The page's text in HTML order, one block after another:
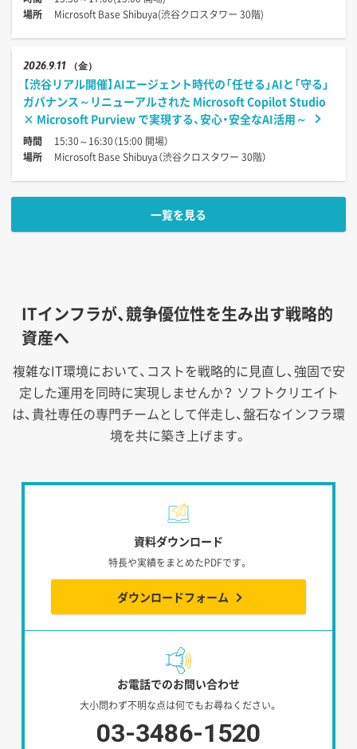
場所
Microsoft Base Shibuya(渋谷クロスタワー 30階)
20269.11 （金）
【渋谷リアル開催】AIエージェント時代の「任せる」AIと「守る」
ガバナンス～リニューアルされた Microsoft Copilot Studio
× Microsoft Purview で実現する、安心・安全なAI活用～
時間
15:30～16:30（15:00 開場）
場所
Microsoft Base Shibuya（渋谷クロスタワー 30階）
一覧を見る
ITインフラが、競争優位性を生み出す戦略的
資産へ
複雑なIT環境において、コストを戦略的に見直し、強固で安
定した運用を同時に実現しませんか？ ソフトクリエイト
は、貴社専任の専門チームとして伴走し、盤石なインフラ環
境を共に築き上げます。
資料ダウンロード
特長や実績をまとめたPDFです。
ダウンロードフォーム
お電話でのお問い合わせ
大小問わず不明な点は何でもお尋ねください。
03-3486-1520